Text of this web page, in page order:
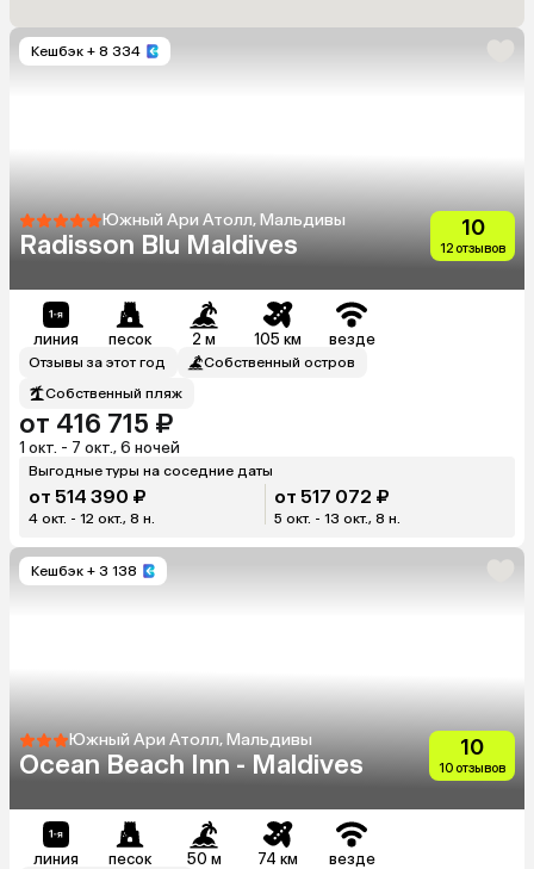
Кешбэк + 8 334
Южный Ари Атолл, Мальдивы
Radisson Blu Maldives
10
12 отзывов
линия песок 2 м 105 км везде
Отзывы за этот год
Собственный остров
Собственный пляж
от 416 715 ₽
1 окт. - 7 окт., 6 ночей
Выгодные туры на соседние даты
от 514 390 ₽
4 окт. - 12 окт., 8 н.
от 517 072 ₽
5 окт. - 13 окт., 8 н.
Кешбэк + 3 138
Южный Ари Атолл, Мальдивы
Ocean Beach Inn - Maldives
10
10 отзывов
линия песок 50 м 74 км везде